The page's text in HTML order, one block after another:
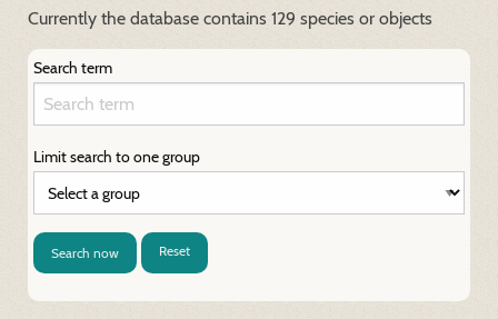
Currently the database contains 129 species or objects
Search term
Limit search to one group
Search now Reset